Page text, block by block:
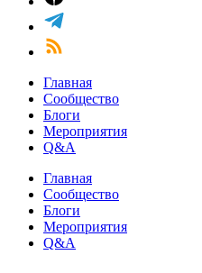
Главная
Сообщество
Блоги
Мероприятия
Q&A
Главная
Сообщество
Блоги
Мероприятия
Q&A